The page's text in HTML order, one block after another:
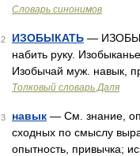
Словарь синонимов
2 ИЗОБЫКАТЬ —
набить руку.
Изобычай муж. навык,
Толковый словарь Даля
3 навык — См. знание,
сходных по смыслу
опытность, привычка;